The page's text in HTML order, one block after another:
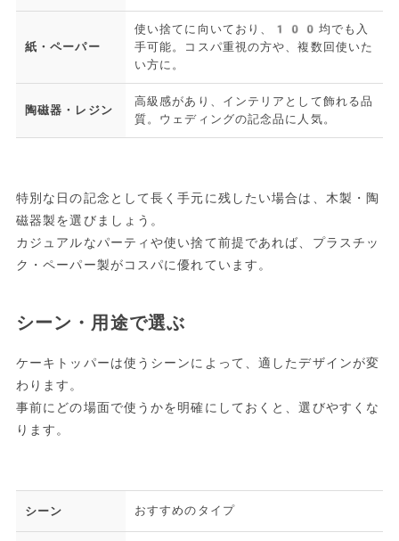
紙・ペーパー
使い捨てに向いており、100均でも入
手可能。コスパ重視の方や、複数回使いた
い方に。
陶磁器・レジン
高級感があり、インテリアとして飾れる品
質。ウェディングの記念品に人気。
特別な日の記念として長く手元に残したい場合は、木製・陶
磁器製を選びましょう。
カジュアルなパーティや使い捨て前提であれば、プラスチッ
ク・ペーパー製がコスパに優れています。
シーン・用途で選ぶ
ケーキトッパーは使うシーンによって、適したデザインが変
わります。
事前にどの場面で使うかを明確にしておくと、選びやすくな
ります。
シーン おすすめのタイプ